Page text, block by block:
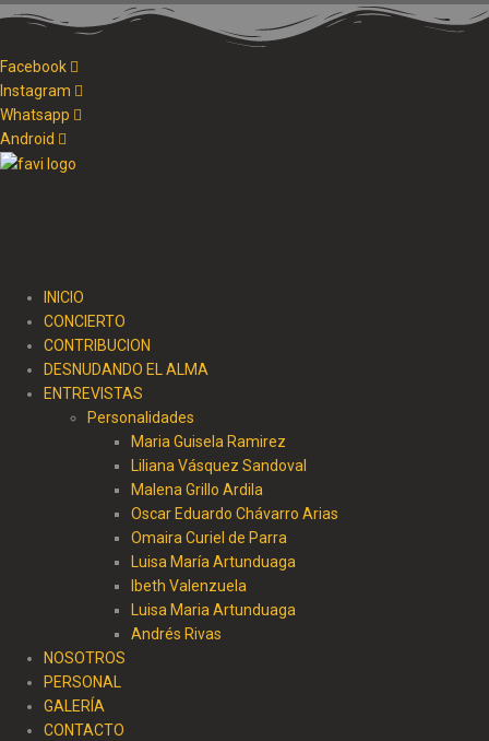
Facebook
Instagram
Whatsapp
Android
INICIO
CONCIERTO
CONTRIBUCION
DESNUDANDO EL ALMA
ENTREVISTAS
Personalidades
Maria Guisela Ramirez
Liliana Vásquez Sandoval
Malena Grillo Ardila
Oscar Eduardo Chávarro Arias
Omaira Curiel de Parra
Luisa María Artunduaga
Ibeth Valenzuela
Luisa Maria Artunduaga
Andrés Rivas
NOSOTROS
PERSONAL
GALERÍA
CONTACTO